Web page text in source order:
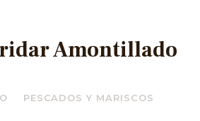
Amontillado
PESCADOS Y MARISCOS